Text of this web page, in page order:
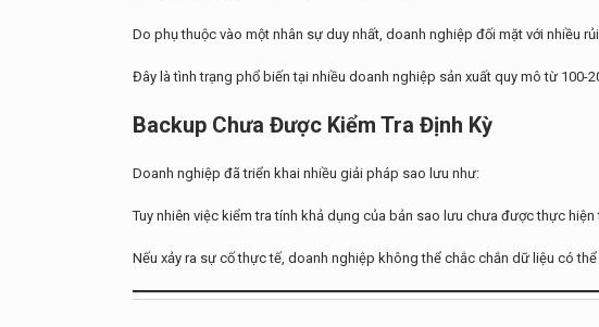
Do phụ thuộc vào một nhân sự duy nhất, doanh nghiệp đối mặt với nhiều
Đây là tình trạng phổ biến tại nhiều doanh nghiệp sản xuất quy mô từ 100-
Backup Chưa Được Kiểm Tra Định Kỳ
Doanh nghiệp đã triển khai nhiều giải pháp sao lưu như:
Tuy nhiên việc kiểm tra tính khả dụng của bản sao lưu chưa được thực hiện
Nếu xảy ra sự cố thực tế, doanh nghiệp không thể chắc chắn dữ liệu có